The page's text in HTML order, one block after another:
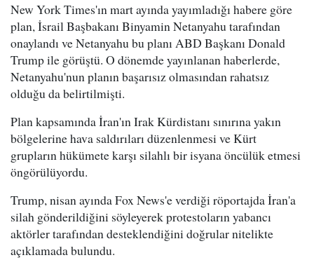
New York Times'ın mart ayında yayımladığı habere göre
plan, İsrail Başbakanı Binyamin Netanyahu tarafından
onaylandı ve Netanyahu bu planı ABD Başkanı Donald
Trump ile görüştü. O dönemde yayınlanan haberlerde,
Netanyahu'nun planın başarısız olmasından rahatsız
olduğu da belirtilmişti.
Plan kapsamında İran'ın Irak Kürdistanı sınırına yakın
bölgelerine hava saldırıları düzenlenmesi ve Kürt
grupların hükümete karşı silahlı bir isyana öncülük etmesi
öngörülüyordu.
Trump, nisan ayında Fox News'e verdiği röportajda İran'a
silah gönderildiğini söyleyerek protestoların yabancı
aktörler tarafından desteklendiğini doğrular nitelikte
açıklamada bulundu.